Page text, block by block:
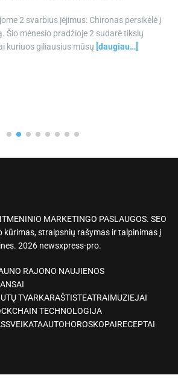
2 svarbius įėjimus: Chironas persikėlė į
Šio mėnesio pradžioje 2 sudarė tikslų
kuriuos giliausius mūsų [daugiau…]
MARKETINGO PASLAUGOS. SEO
kūrimas, straipsnių rašymas ir talpinimas į
2026 newsxpress-pro.
RAJONO NAUJIENOS
TVARKARAŠTISTEATRAIMUZIEJAI
TECHNOLOGIJA
SVEIKATAAUTOHOROSKOPAIRECEPTAI